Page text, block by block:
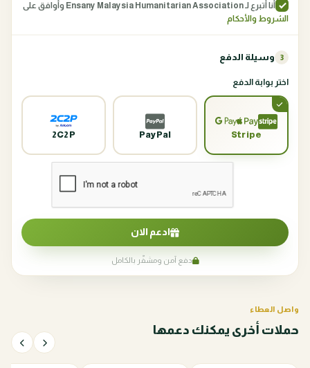
أنا أتبرع لـ Ensany Malaysia Humanitarian Association وأوافق على
الشروط والأحكام
3 وسيلة الدفع
اختر بوابة الدفع
Stripe
PayPal
2C2P
ادعم الان
دفع آمن ومشفّر بالكامل
واصل العطاء
حملات أخرى يمكنك دعمها